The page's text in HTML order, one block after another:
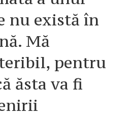
nu există în
Mă
pentru
ăsta va fi